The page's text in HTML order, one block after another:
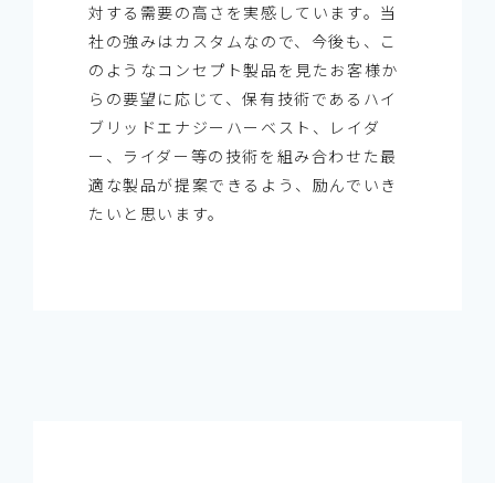
対する需要の高さを実感しています。当
社の強みはカスタムなので、今後も、こ
のようなコンセプト製品を見たお客様か
らの要望に応じて、保有技術であるハイ
ブリッドエナジーハーベスト、レイダ
ー、ライダー等の技術を組み合わせた最
適な製品が提案できるよう、励んでいき
たいと思います。